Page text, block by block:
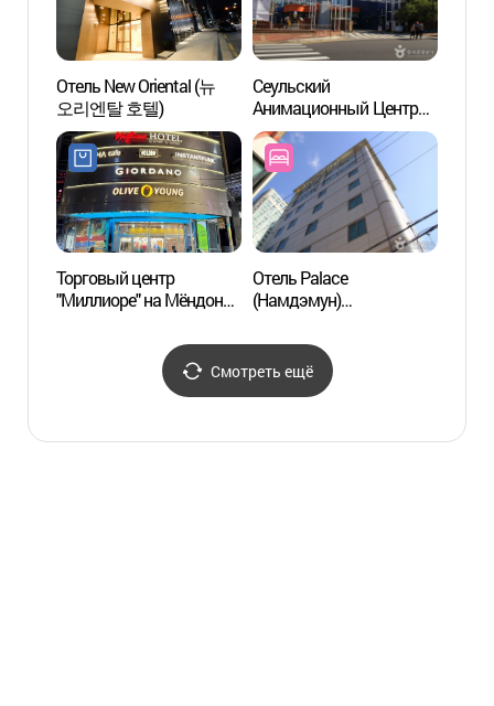
Отель New Oriental (뉴
오리엔탈 호텔)
Сеульский
Анимационный Центр
(서울애니메이션센터)
Торговый центр
"Миллиоре" на Мёндоне
Отель Palace
(Намдэмун)
Смотреть ещё